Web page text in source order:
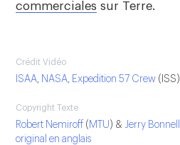
commerciales sur Terre.
Crédit Vidéo
ISAA NASA Expedition 57 Crew (ISS)
Copyright Texte
Robert Nemiroff ( MTU ) & Jerry Bonnell
original en anglais